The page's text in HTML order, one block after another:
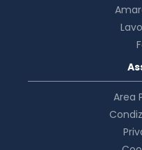
Area